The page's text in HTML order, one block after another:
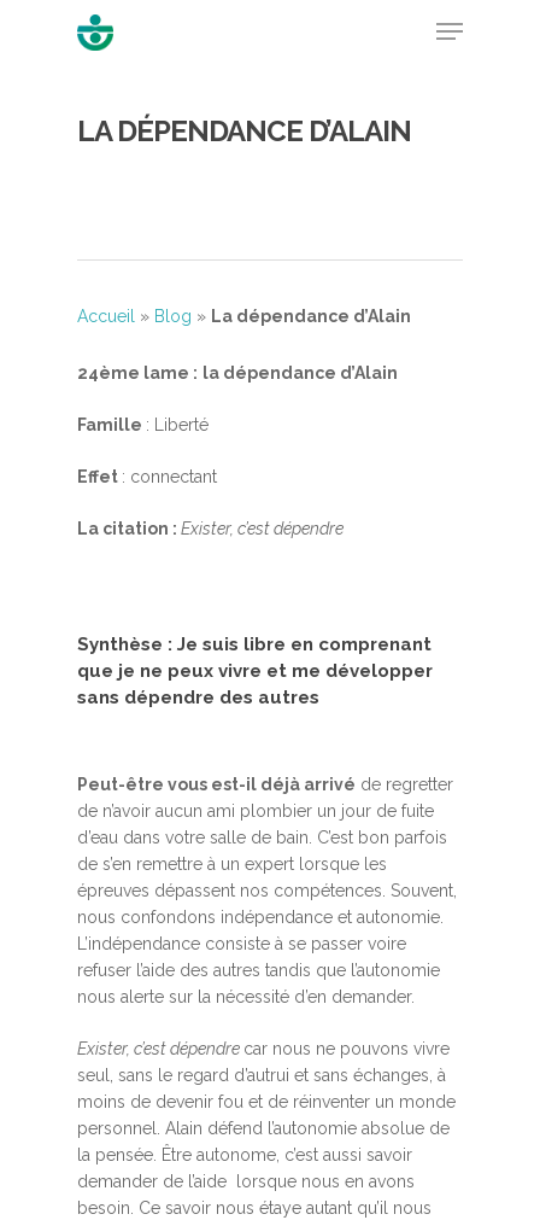
LA DÉPENDANCE D’ALAIN
Accueil » Blog » La dépendance d’Alain
24ème lame : la dépendance d’Alain
Famille : Liberté
Effet : connectant
La citation : Exister, c’est dépendre
Synthèse : Je suis libre en comprenant
que je ne peux vivre et me développer
sans dépendre des autres
Peut-être vous est-il déjà arrivé de regretter
de n’avoir aucun ami plombier un jour de fuite
d’eau dans votre salle de bain. C’est bon parfois
de s’en remettre à un expert lorsque les
épreuves dépassent nos compétences. Souvent,
nous confondons indépendance et autonomie.
L’indépendance consiste à se passer voire
refuser l’aide des autres tandis que l’autonomie
nous alerte sur la nécessité d’en demander.
Exister, c’est dépendre car nous ne pouvons vivre
seul, sans le regard d’autrui et sans échanges, à
moins de devenir fou et de réinventer un monde
personnel. Alain défend l’autonomie absolue de
la pensée. Être autonome, c’est aussi savoir
demander de l’aide lorsque nous en avons
besoin. Ce savoir nous étaye autant qu’il nous